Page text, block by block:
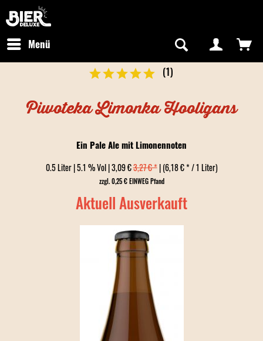
Kostenfreier Versand in Deutschland
Menü
(1)
Piwoteka Limonka Hooligans
Ein Pale Ale mit Limonennoten
0.5 Liter | 5.1 % Vol | 3,09 €3,27 € *| (6,18 € * / 1 Liter)
zzgl. 0,25 € EINWEG Pfand
Aktuell Ausverkauft